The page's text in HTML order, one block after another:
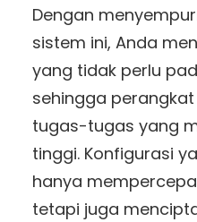
Dengan
sistem ini, Anda
yang tidak perlu
sehingga
tugas-tugas yang
tinggi. Konfigurasi
hanya
tetapi juga